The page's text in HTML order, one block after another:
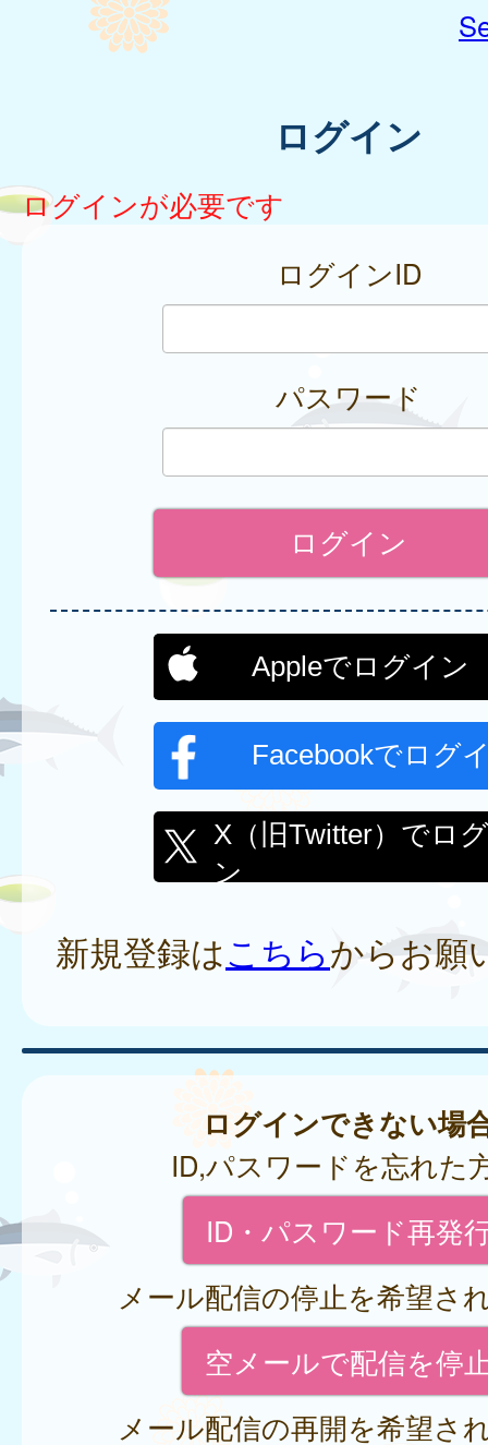
ログイン
ログインが必要です
ログインID
パスワード
Appleでログイン
Facebookでログ
X（旧Twitter）でロ
ン
新規登録はこちらからお願
ログインできない場
ID,パスワードを忘れた
ID・パスワード再発
メール配信の停止を希望さ
空メールで配信を停
メール配信の再開を希望さ